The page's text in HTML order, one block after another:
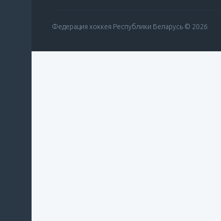
Федерация хоккея Республики Беларусь © 2026